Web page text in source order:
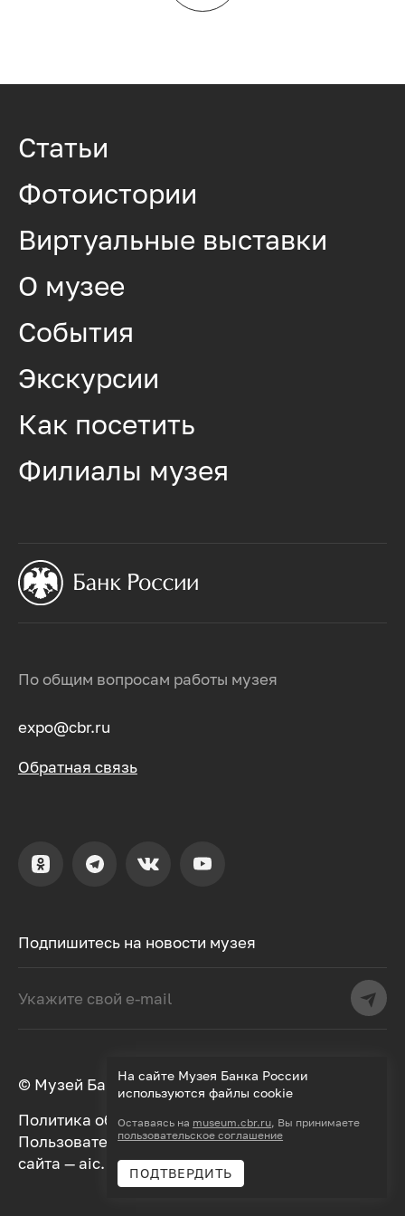
Подпишитесь на новости музея
По общим вопросам работы музея
expo@cbr.ru
Обратная связь
Статьи
Фотоистории
Виртуальные выставки
О музее
События
Экскурсии
Как посетить
Филиалы музея
© Музей Банка России, 2000–2026
Политика обработки персональных данных
Пользовательское соглашение
сайта — aic. Разработка —
На сайте Музея Банка России
используются файлы cookie
Оставаясь на museum.cbr.ru, Вы принимаете
пользовательское соглашение
ПОДТВЕРДИТЬ